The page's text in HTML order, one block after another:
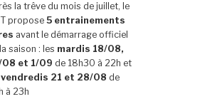
la trêve du mois de juillet, le
propose 5 entrainements
avant le démarrage officiel
saison : les mardis 18/08,
08 et 1/09 de 18h30 à 22h et
vendredis 21 et 28/08 de
à 23h